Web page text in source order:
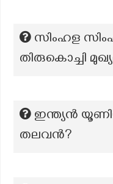
സിംഹള
തിരുകൊച്ചി
ഇന്ത്യൻ
തലവൻ?